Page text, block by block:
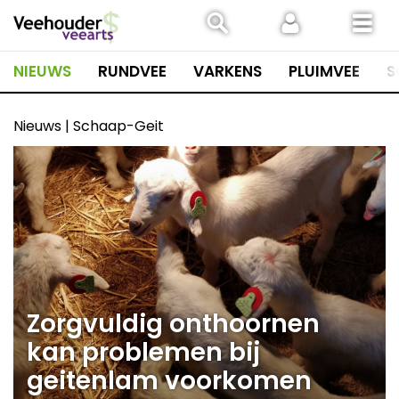
naar
inhoud
NIEUWS RUNDVEE VARKENS PLUIMVEE
Nieuws | Schaap-Geit
Zorgvuldig onthoornen
kan problemen bij
geitenlam voorkomen